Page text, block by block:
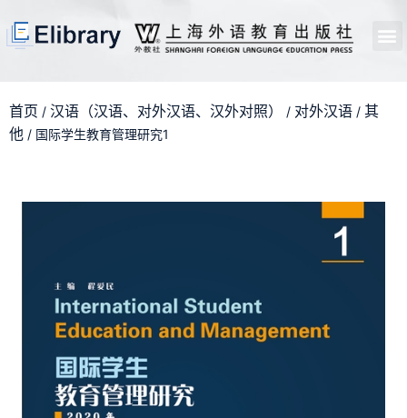
首页 / 汉语（汉语、对外汉语、汉外对照） / 对外汉语 / 其
他 / 国际学生教育管理研究1